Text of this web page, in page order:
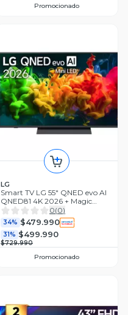
Promocionado
LG
Smart TV LG 55" QNED evo AI
QNED81 4K 2026 + Magic
Remote Control
0(0)
34% $479.990
31% $499.990
$729.990
Promocionado